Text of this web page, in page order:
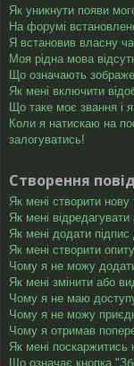
Як уникнути появи
На форумі
Я встановив власну
Моя рідна мова
Що означають
Як мені включити
Що таке моє звання і
Коли я натискаю на
залогуватись!
Створення
Як мені створити
Як мені
Як мені додати
Як мені створити
Чому я не можу додати
Як мені змінити або
Чому я не маю
Чому я не можу
Чому я отримав
Як мені
Що означає кнопка